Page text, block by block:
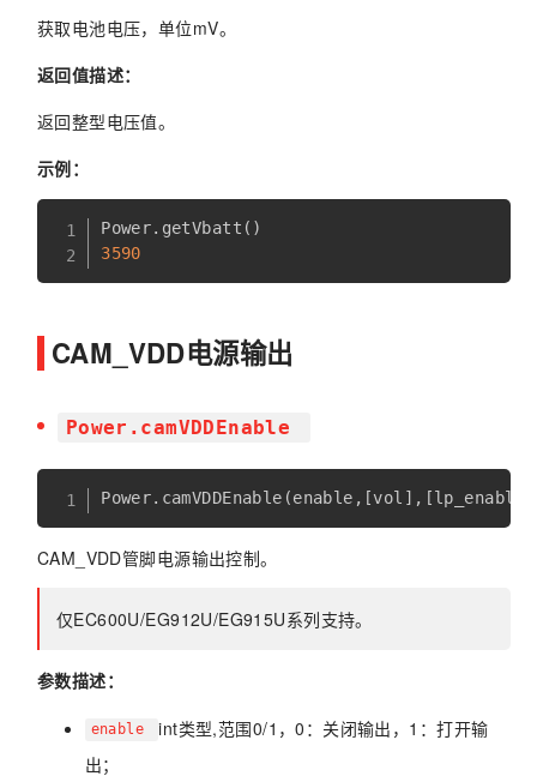
获取电池电压，单位mV。
返回值描述：
返回整型电压值。
示例：
Power. getVbatt ( )
3590
CAM_VDD电源输出
Power.camVDDEnable
Power. camVDDEnable (enable , [vol ] , [lp_enable
CAM_VDD管脚电源输出控制。
仅EC600U/EG912U/EG915U系列支持。
参数描述：
enable
int类型,范围0/1，0：关闭输出，1：打开输
出；